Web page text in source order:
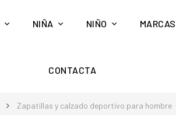
NIÑA NIÑO MARCAS
CONTACTA
Zapatillas y calzado deportivo para hombre